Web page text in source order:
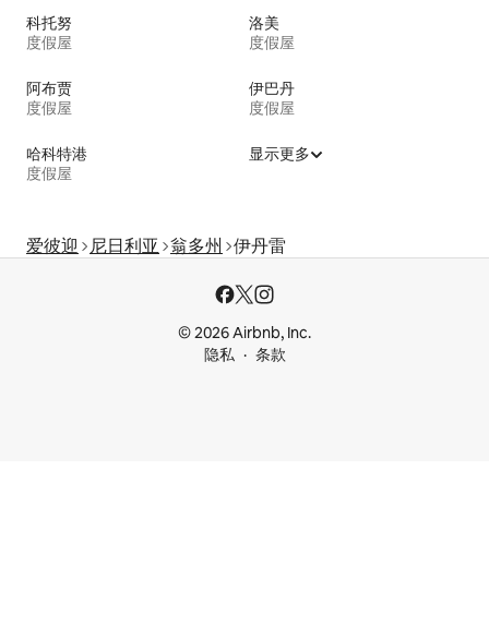
科托努
度假屋
洛美
度假屋
阿布贾
度假屋
伊巴丹
度假屋
哈科特港
度假屋
显示更多
爱彼迎 尼日利亚 翁多州 伊丹雷
© 2026 Airbnb, Inc.
隐私
条款